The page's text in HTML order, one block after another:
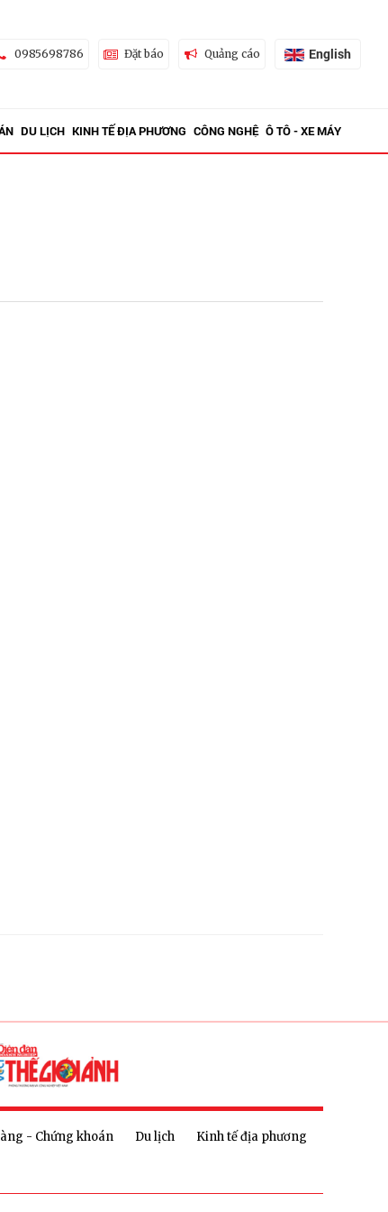
0985698786 Đặt báo Quảng cáo English
DU LỊCH KINH TẾ ĐỊA PHƯƠNG CÔNG NGHỆ Ô TÔ - XE MÁY
- Chứng khoán Du lịch
Kinh tế địa phương